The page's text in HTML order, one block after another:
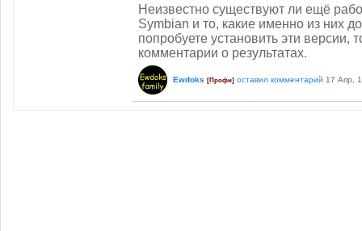
Неизвестно существуют ли ещё
Symbian и то, какие именно из них
попробуете установить эти версии,
комментарии о результатах.
Ewdoks [Профи] оставил комментарий 17 Апр,